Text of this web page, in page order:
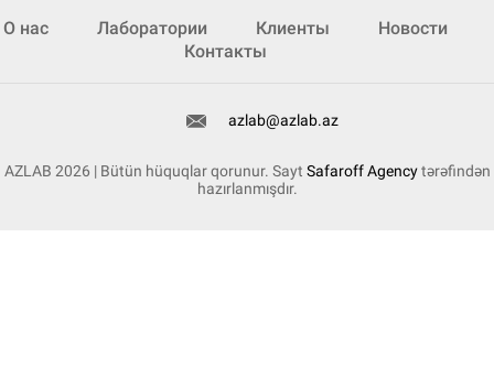
О нас Лаборатории Клиенты
Новости
Контакты
azlab@azlab.az
AZLAB 2026 | Bütün hüquqlar qorunur. Sayt Safaroff Agencytərəfindən
hazırlanmışdır.